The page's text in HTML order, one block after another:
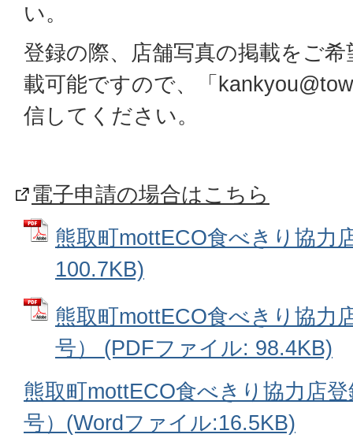
い。
登録の際、店舗写真の掲載をご
載可能ですので、「
信してください。
電子申請の場合はこちら
熊取町mottECO食べきり協力
100.7KB)
熊取町mottECO食べきり協力
号） (PDFファイル: 98.4KB)
熊取町mottECO食べきり協力店
号）(Wordファイル:16.5KB)